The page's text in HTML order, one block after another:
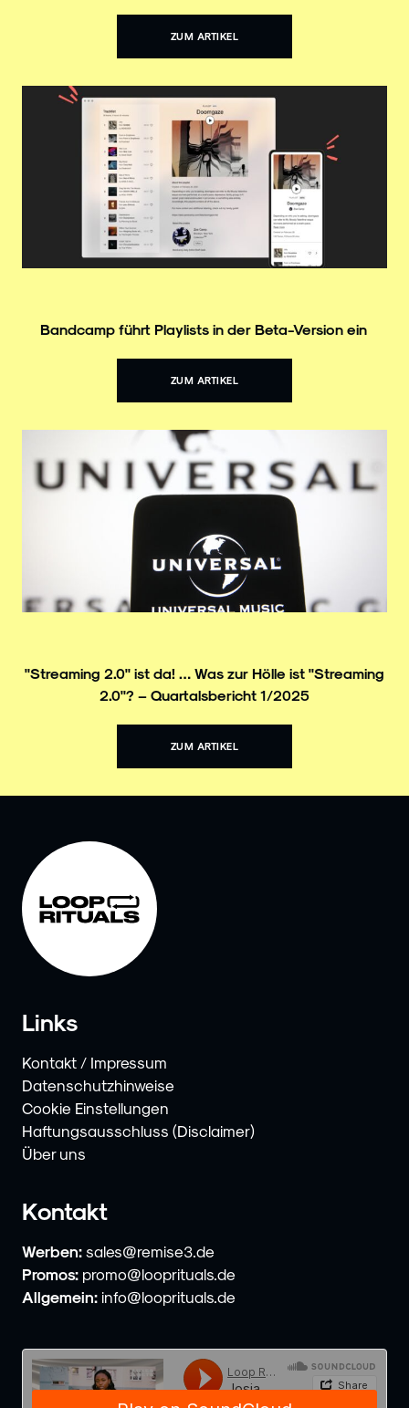
ZUM ARTIKEL
Bandcamp führt Playlists in der Beta-Version ein
ZUM ARTIKEL
"Streaming 2.0" ist da! … Was zur Hölle ist "Streaming
2.0"? – Quartalsbericht 1/2025
ZUM ARTIKEL
Links
Kontakt / Impressum
Datenschutzhinweise
Cookie Einstellungen
Haftungsausschluss (Disclaimer)
Über uns
Kontakt
Werben: sales@remise3.de
Promos: promo@looprituals.de
Allgemein: info@looprituals.de